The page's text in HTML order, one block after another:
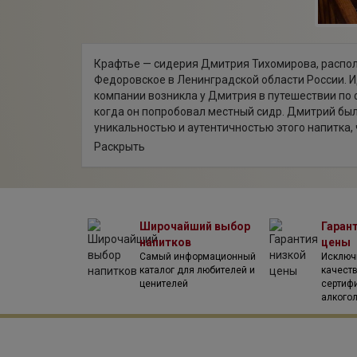
Крафтье — сидерия Дмитрия Тихомирова,
Федоровское в Ленинградской области России.
компании возникла у Дмитрия в путешествии
когда он попробовал местный сидр. Дмитрий
уникальностью и аутентичностью этого
собственный бренд "Bullevie" и не расставаться
сидроделом. Разработкой рецептур для
занимался совместно с Этьеном Дюпонтом,
французским виртуозом в производстве
протяжении нескольких лет Дмитрий
тестовые партии сидра, пока не решил, что
Раскрыть
Широчайший выбор
напитков
Самый информационный
каталог для любителей и
ценителей
цены